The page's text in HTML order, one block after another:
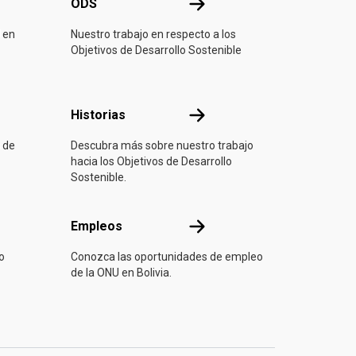
en
ODS
Nuestro trabajo en respecto a los
Objetivos de Desarrollo Sostenible
Historias Historias
Descubra más sobre nuestro trabajo
hacia los Objetivos de Desarrollo
Sostenible.
Empleos Empleos
Conozca las oportunidades de empleo
de la ONU en Bolivia.